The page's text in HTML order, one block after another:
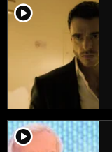
player2
player2